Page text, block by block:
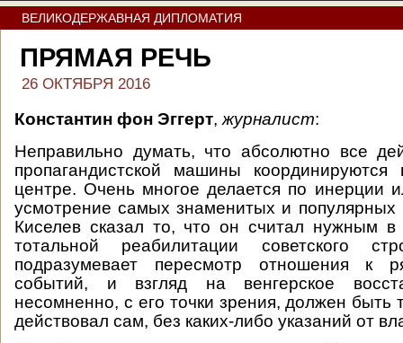
ВЕЛИКОДЕРЖАВНАЯ ДИПЛОМАТИЯ
ПРЯМАЯ РЕЧЬ
26 ОКТЯБРЯ 2016
Константин фон Эггерт, журналист:
Неправильно думать, что абсолютно все
пропагандистской машины
центре. Очень многое делается по инерции
усмотрение самых знаменитых и
Киселев сказал то, что он считал нужным в
тотальной реабилитации советского
подразумевает пересмотр отношения к
событий, и взгляд на венгерское
несомненно, с его точки зрения, должен быть
действовал сам, без каких-либо указаний от